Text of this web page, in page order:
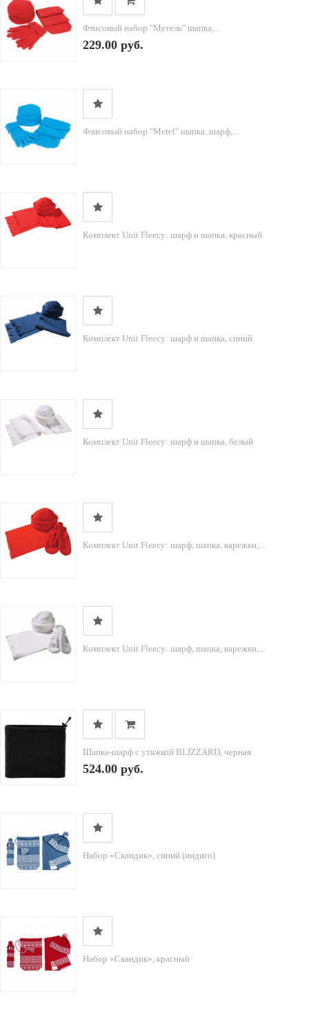
Флисовый набор "Метель" шапка,...
229.00 руб.
Флисовый набор "Metel" шапка, шарф,...
Комплект Unit Fleecy: шарф и шапка, красный
Комплект Unit Fleecy: шарф и шапка, синий
Комплект Unit Fleecy: шарф и шапка, белый
Комплект Unit Fleecy: шарф, шапка, варежки,...
Комплект Unit Fleecy: шарф, шапка, варежки,...
Шапка-шарф с утяжкой BLIZZARD, черная
524.00 руб.
Набор «Скандик», синий (индиго)
Набор «Скандик», красный